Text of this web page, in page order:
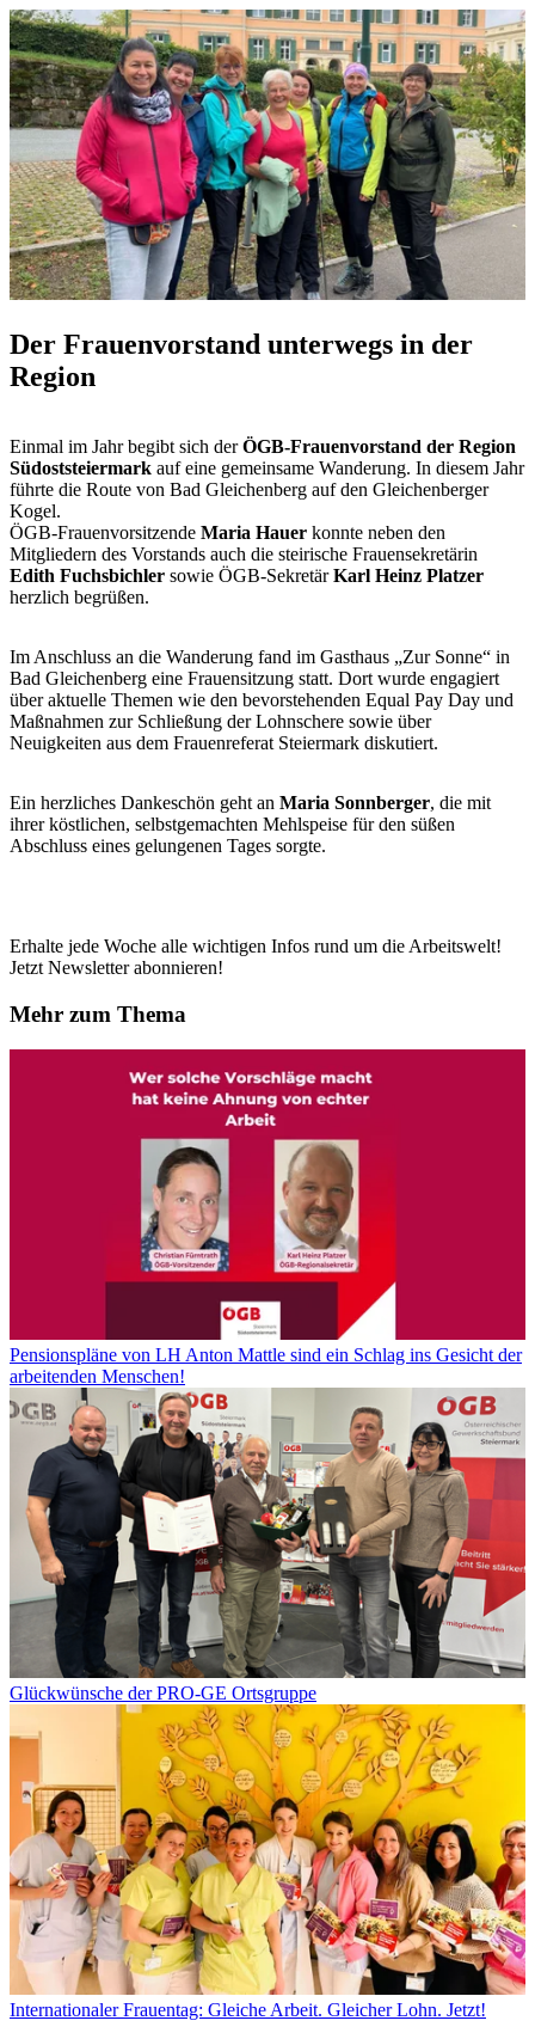
Der Frauenvorstand unterwegs in der
Region
Einmal im Jahr begibt sich derÖGB-Frauenvorstand der Region
Südoststeiermark auf eine gemeinsame Wanderung. In diesem Jahr
führte die Route von Bad Gleichenberg auf den Gleichenberger
Kogel.
ÖGB-Frauenvorsitzende Maria Hauer konnte neben den
Mitgliedern des Vorstands auch die steirische Frauensekretärin
Edith Fuchsbichler sowie ÖGB-SekretärKarl Heinz Platzer
herzlich begrüßen.
Im Anschluss an die Wanderung fand im Gasthaus „Zur Sonne“ in
Bad Gleichenberg eine Frauensitzung statt. Dort wurde engagiert
über aktuelle Themen wie den bevorstehenden Equal Pay Day und
Maßnahmen zur Schließung der Lohnschere sowie über
Neuigkeiten aus dem Frauenreferat Steiermark diskutiert.
Ein herzliches Dankeschön geht an Maria Sonnberger, die mit
ihrer köstlichen, selbstgemachten Mehlspeise für den süßen
Abschluss eines gelungenen Tages sorgte.
Erhalte jede Woche alle wichtigen Infos rund um die Arbeitswelt!
Jetzt Newsletter abonnieren!
Mehr zum Thema
Pensionspläne von LH Anton Mattle sind ein Schlag ins Gesicht der
arbeitenden Menschen!
Glückwünsche der PRO-GE Ortsgruppe
Internationaler Frauentag: Gleiche Arbeit. Gleicher Lohn. Jetzt!